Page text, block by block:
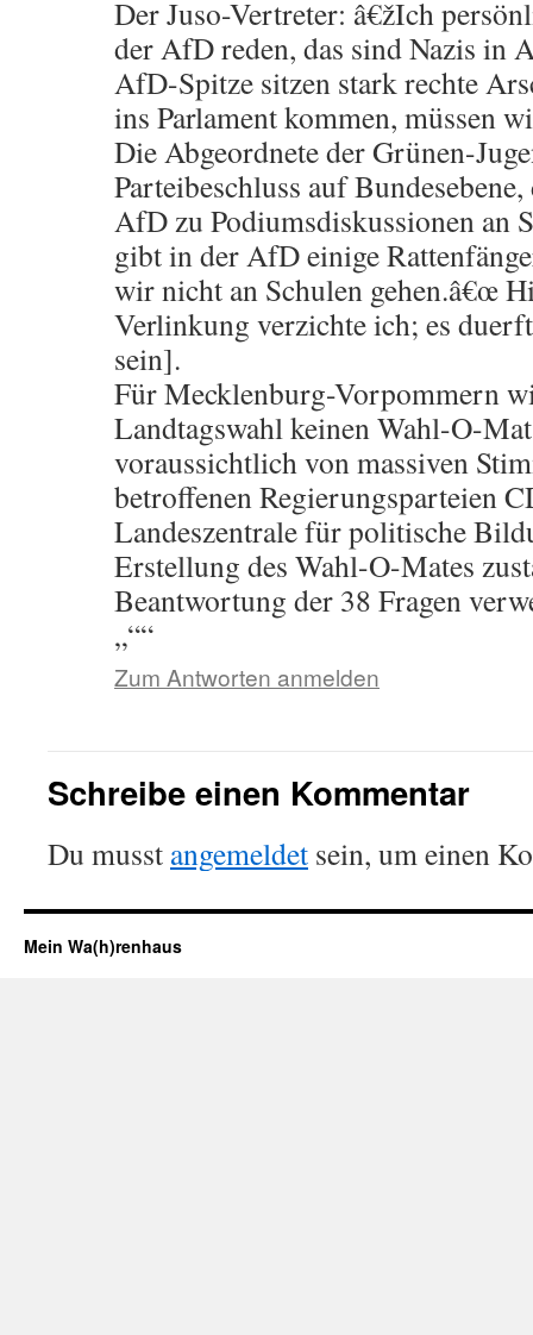
Der Juso-Vertreter: â€žIch
der AfD reden, das sind Nazis in
AfD-Spitze sitzen stark rechte
ins Parlament kommen, müssen
Die Abgeordnete der Grünen-
Parteibeschluss auf
AfD zu Podiumsdiskussionen an
gibt in der AfD einige
wir nicht an Schulen gehen.â€œ
Verlinkung verzichte ich; es
sein].
Für Mecklenburg-Vorpommern
Landtagswahl keinen Wahl-O-
voraussichtlich von massiven
betroffenen Regierungsparteien
Landeszentrale für politische
Erstellung des Wahl-O-Mates
Beantwortung der 38 Fragen
„““
Zum Antworten anmelden
Schreibe einen Kommentar
Du musst angemeldet sein, um einen
Mein Wa(h)renhaus